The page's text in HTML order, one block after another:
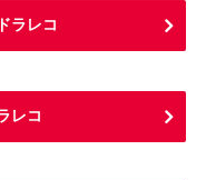
ラレコ
レコ